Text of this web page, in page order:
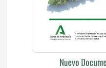
Nuevo